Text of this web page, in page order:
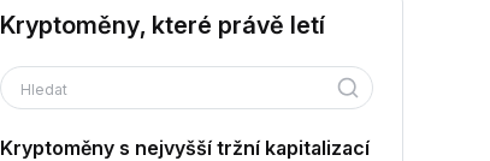
Kryptoměny, které právě letí
Hledat
Kryptoměny s nejvyšší tržní kapitalizací